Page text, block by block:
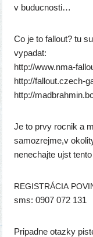
v buducnosti…
Co je to fal­lout? tu
vypa­dat:
http://​www​.nma​-
http://​fal​lout​.czech​-
http://​
Je to prvy roc­nik a
samozrejme,v
nene­chaj­te ujst
REGISTRÁCIA
sms: 0907 072 131
Pripadne otaz­ky